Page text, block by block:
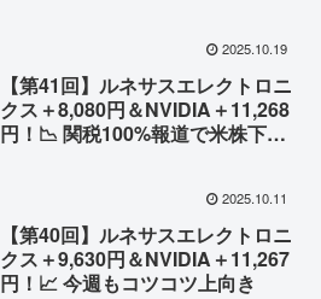
2025.10.19
【第41回】ルネサスエレクトロニ
クス＋8,080円＆NVIDIA＋11,268
円！📉 関税100%報道で米株下
2025.10.11
【第40回】ルネサスエレクトロニ
クス＋9,630円＆NVIDIA＋11,267
円！📈 今週もコツコツ上向き